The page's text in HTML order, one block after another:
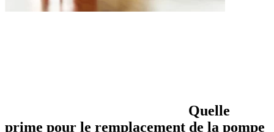
Quelle
prime pour le remplacement de la pompe